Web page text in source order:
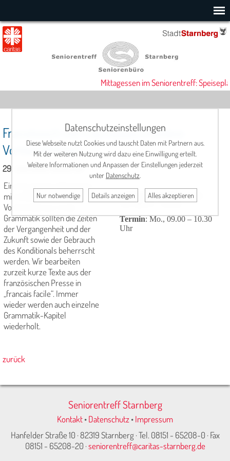
Mittagessen im Seniorentreff:
Französisch mit Frau Galata (mittlere
Vorkenntnisse)
29. Juni 2026, 09:00 Uhr
Eine Gruppe für Teilnehmer
mit mittleren
Vorkenntnissen. In der
Grammatik sollten die Zeiten
der Vergangenheit und der
Zukunft sowie der Gebrauch
des Konditionals beherrscht
werden. Wir bearbeiten
zurzeit kurze Texte aus der
französischen Presse in
„francais facile“. Immer
wieder werden auch einzelne
Grammatik-Kapitel
wiederholt.
Leitung
: Angelika Galata
Tel. 08151 / 14350
Termin: Mo., 09.00 – 10.30
Uhr
zurück
Seniorentreff Starnberg
Kontakt•Datenschutz•Impressum
Hanfelder Straße 10 · 82319 Starnberg · Tel. 08151 - 65208-0 · Fax
08151 - 65208-20 ·seniorentreff@caritas-starnberg.de
Datenschutzeinstellungen
Diese Webseite nutzt Cookies und tauscht Daten mit Partnern aus.
Mit der weiteren Nutzung wird dazu eine Einwilligung erteilt.
Weitere Informationen und Anpassen der Einstellungen jederzeit
unter Datenschutz
Nur notwendige Details anzeigen Alles akzeptieren